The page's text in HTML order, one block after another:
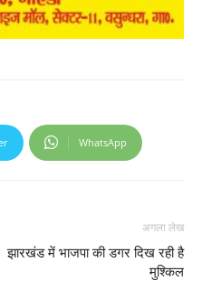
WhatsApp
अगला लेख
झारखंड में भाजपा की डगर दिख रही है
मुश्किल